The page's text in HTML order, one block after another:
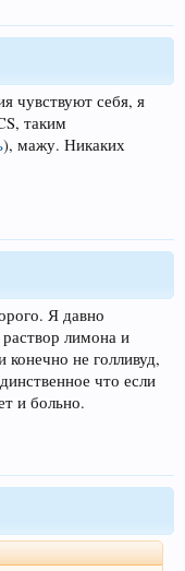
чувствуют себя, я
таким
), мажу. Никаких
Я давно
лимона и
не голливуд,
что если
и больно.